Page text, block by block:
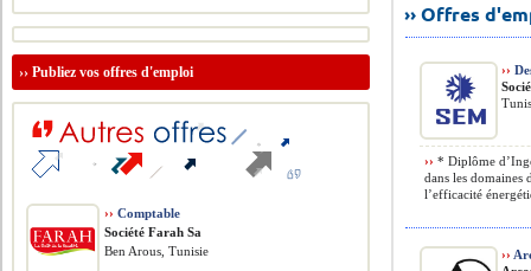
›› Offres
››
›› * Diplôme
dans les
l’efficacité
››
››Publiez vos offres d'emploi
›› Comptable
Société Farah Sa
Ben Arous, Tunisie